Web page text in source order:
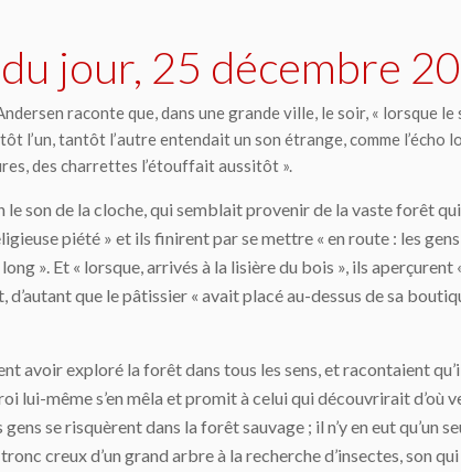
jour, 25 décembre
raconte que, dans une grande ville, le soir, « lorsque
l’un, tantôt l’autre entendait un son étrange, comme l’écho
des charrettes l’étouffait aussitôt ».
son de la cloche, qui semblait provenir de la vaste forêt qui
piété » et ils finirent par se mettre « en route : les
». Et « lorsque, arrivés à la lisière du bois », ils aperçurent
que le pâtissier « avait placé au-dessus de sa
avoir exploré la forêt dans tous les sens, et racontaient
lui-même s’en mêla et promit à celui qui découvrirait d’où
se risquèrent dans la forêt sauvage ; il n’y en eut qu’un
creux d’un grand arbre à la recherche d’insectes, son